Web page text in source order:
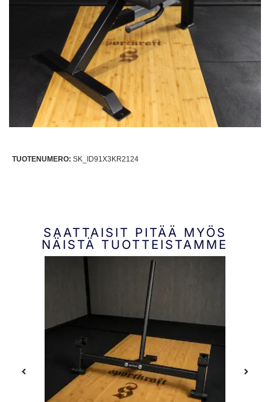
TUOTENUMERO: SK_ID91X3KR2124
SAATTAISIT PITÄÄ MYÖS
NÄISTÄ TUOTTEISTAMME